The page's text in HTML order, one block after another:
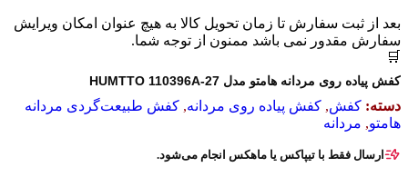
بعد از ثبت سفارش تا زمان تحویل کالا به هیچ عنوان امکان ویرایش
سفارش مقدور نمی باشد ممنون از توجه شما.
🛒
کفش پیاده روی مردانه هامتو مدل HUMTTO 110396A-27
دسته: کفش, کفش پیاده روی مردانه, کفش طبیعت‌گردی مردانه
هامتو, مردانه
ارسال فقط با تیپاکس یا ماهکس انجام می‌شود.